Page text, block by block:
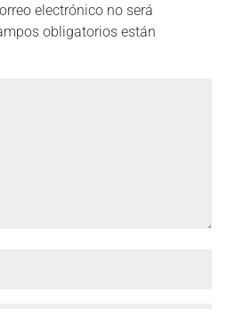
electrónico no será
obligatorios están